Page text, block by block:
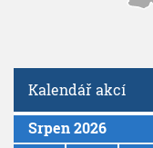
Kalendář akcí
P
Srpen 2026